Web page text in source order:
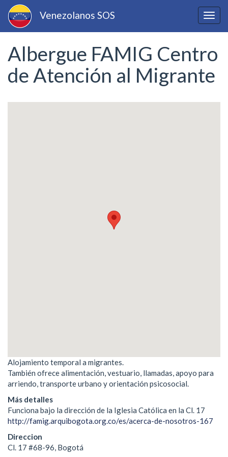
Pasar
contenido
Venezolanos SOS
Albergue FAMIG Centro
de Atención al Migrante
Alojamiento temporal a migrantes.
También ofrece alimentación, vestuario, llamadas, apoyo para
arriendo, transporte urbano y orientación psicosocial.
Más detalles
Funciona bajo la dirección de la Iglesia Católica en la Cl. 17
http://famig.arquibogota.org.co/es/acerca-de-nosotros-167
Direccion
Cl. 17 #68-96, Bogotá